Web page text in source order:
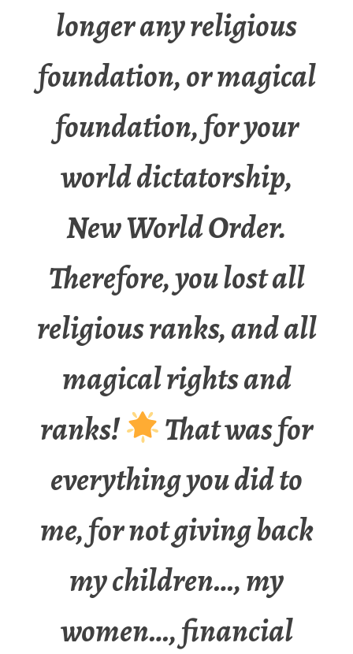
longer any religious
foundation, or magical
foundation, for your
world dictatorship,
New World Order.
Therefore, you lost all
religious ranks, and all
magical rights and
ranks!
That was for
everything you did to
me, for not giving back
my children…, my
women…, financial